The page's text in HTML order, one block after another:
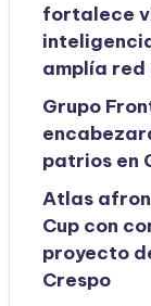
fortalece
amplía
Grupo
patrios en
Atlas
Cup con
proyecto
Crespo